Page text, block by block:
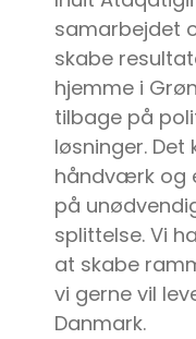
samarbejdet
skabe
hjemme i
tilbage på
løsninger.
håndværk og
på
splittelse. Vi
at skabe
vi gerne vil
Danmark.